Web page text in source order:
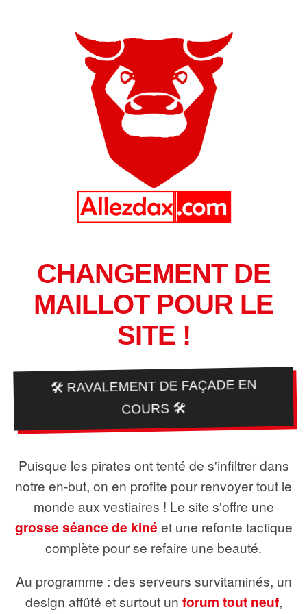
CHANGEMENT DE
MAILLOT POUR LE
SITE !
🛠️ RAVALEMENT DE FAÇADE EN
COURS 🛠️
Puisque les pirates ont tenté de s'infiltrer dans
notre en-but, on en profite pour renvoyer tout le
monde aux vestiaires ! Le site s'offre une
grosse séance de kiné et une refonte tactique
complète pour se refaire une beauté.
Au programme : des serveurs survitaminés, un
design affûté et surtout un forum tout neuf,